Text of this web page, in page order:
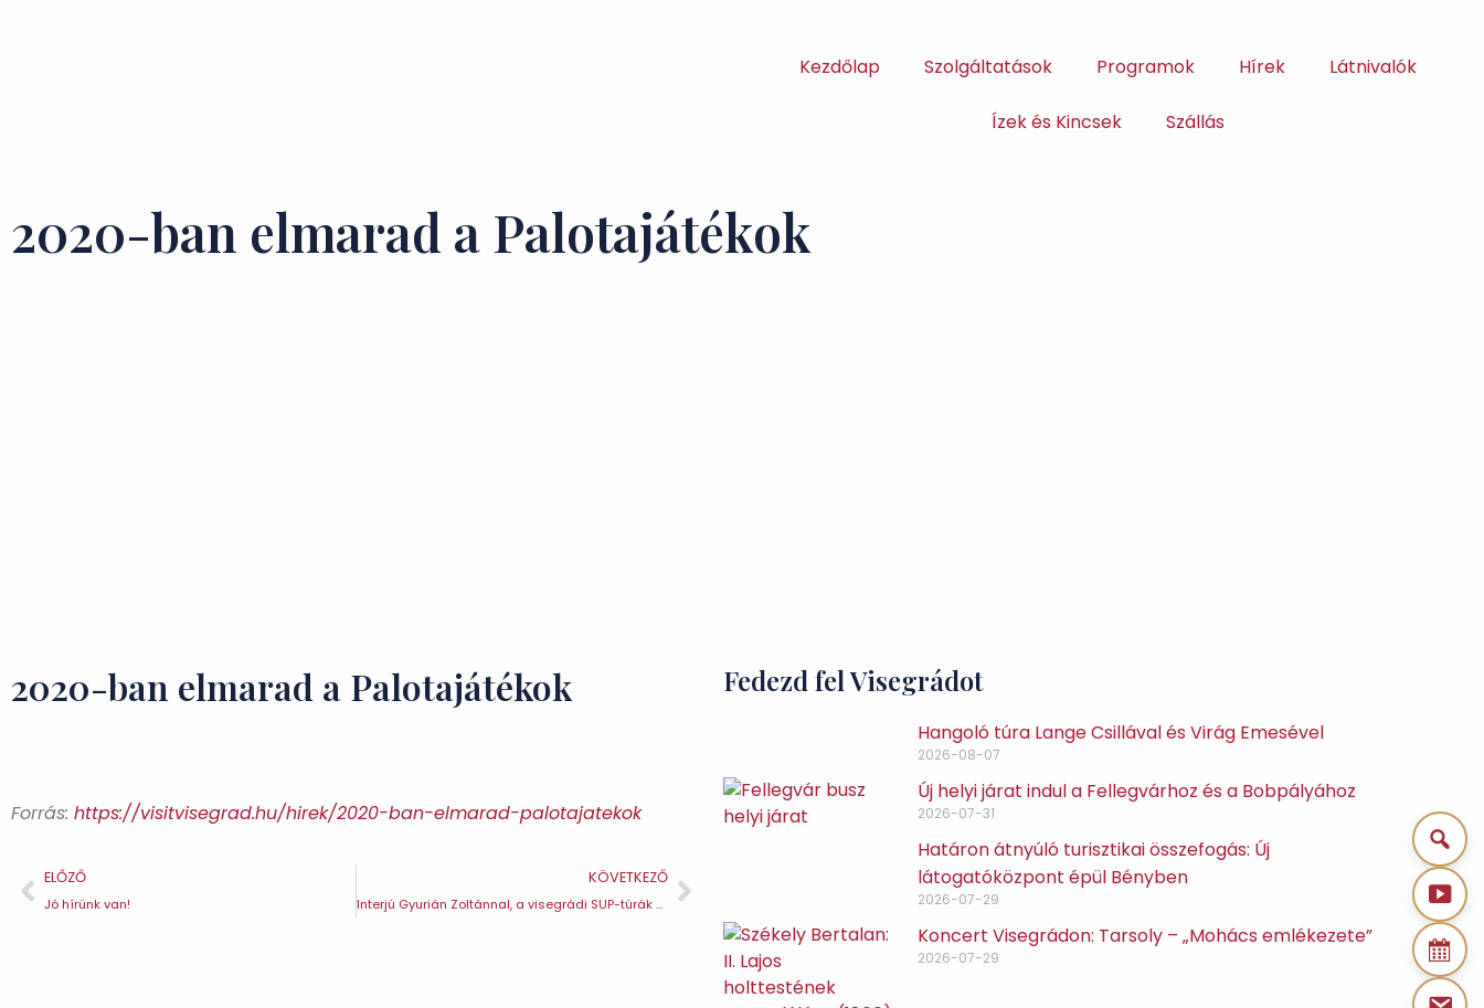
Kezdőlap Szolgáltatások Programok Hírek Látnivalók
Ízek és Kincsek Szállás
2020-ban elmarad a Palotajátékok
2020-ban elmarad a Palotajátékok
Forrás: https://visitvisegrad.hu/hirek/2020-ban-elmarad-palotajatekok
ELŐZŐ
Jó hírünk van!
KÖVETKEZŐ
Interjú Gyurián Zoltánnal, a visegrádi SUP-túrák állandó szervezőjével
Fedezd fel Visegrádot
Hangoló túra Lange Csillával és Virág Emesével
2026-08-07
Új helyi járat indul a Fellegvárhoz és a Bobpályához
2026-07-31
Határon átnyúló turisztikai összefogás: Új
látogatóközpont épül Bényben
2026-07-29
Koncert Visegrádon: Tarsoly – „Mohács emlékezete”
2026-07-29